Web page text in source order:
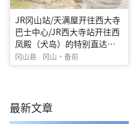
JR冈山站/天满屋开往西大寺
巴士中心/JR西大寺站开往西
凤殿（犬岛）的特别直达巴
士
冈山县 冈山・备前
最新文章